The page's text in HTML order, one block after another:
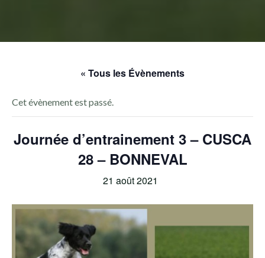
« Tous les Évènements
Cet évènement est passé.
Journée d’entrainement 3 – CUSCA
28 – BONNEVAL
21 août 2021